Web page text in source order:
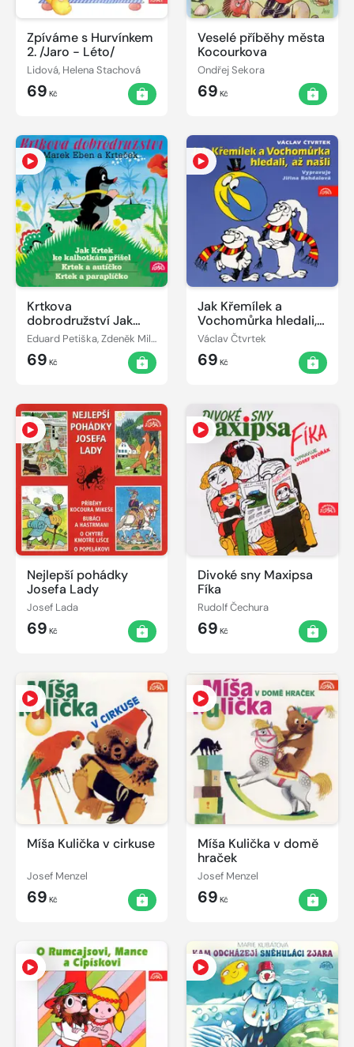
Zpíváme s Hurvínkem
2. /Jaro - Léto/
Lidová, Helena Stachová
69 Kč
Veselé příběhy města
Kocourkova
Ondřej Sekora
69 Kč
Krtkova
dobrodružství Jak
Krtek ke kalhotkám
přišel, Krtek a
paraplíčko, Krtek a
Eduard Petiška, Zdeněk Miler
69 Kč
Jak Křemílek a
Vochomůrka hledali,
až našli
Václav Čtvrtek
69 Kč
Nejlepší pohádky
Josefa Lady
Josef Lada
69 Kč
Divoké sny Maxipsa
Fíka
Rudolf Čechura
69 Kč
Míša Kulička v cirkuse
Josef Menzel
69 Kč
Míša Kulička v domě
hraček
Josef Menzel
69 Kč